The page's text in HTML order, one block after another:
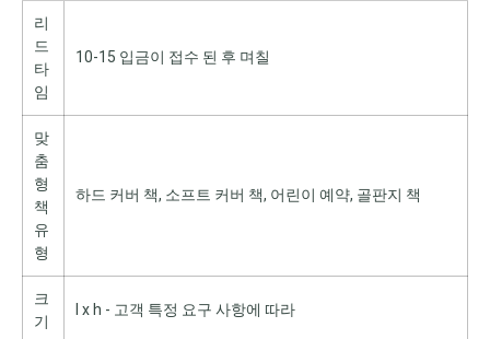
리
드
타
임
10-15 입금이 접수 된 후 며칠
맞
춤
형
책
유
형
하드 커버 책, 소프트 커버 책, 어린이 예약, 골판지 책
크
기
l x h - 고객 특정 요구 사항에 따라